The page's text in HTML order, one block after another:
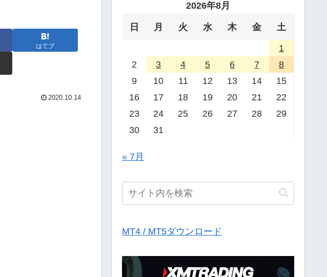
はてブ
2020.10.14
2026年8月
日 月 火 水 木 金 土
1
2
3 4 5 6 7
8
9
10 11 12 13 14
15
16
17 18 19 20 21
22
23
24 25 26 27 28
29
30
31
« 7月
MT4 / MT5ダウンロード